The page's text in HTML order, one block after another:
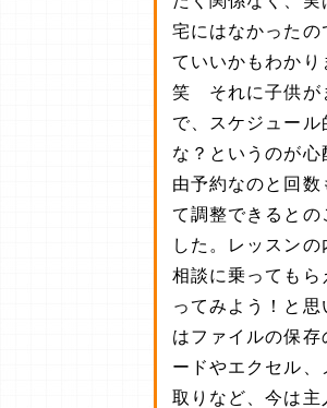
宅にはなかったの
ていいかもわか
笑 それに子供が
で、スケジュール
な？というのが心
由予約なのと回数
て調整できるとの
した。レッスンの
相談に乗ってもら
ってみよう！と思
はファイルの保存
ードやエクセル、
取りなど、今は主